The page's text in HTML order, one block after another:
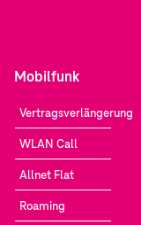
Mobilfunk
Vertragsverlängerung
WLAN Call
Allnet Flat
Roaming